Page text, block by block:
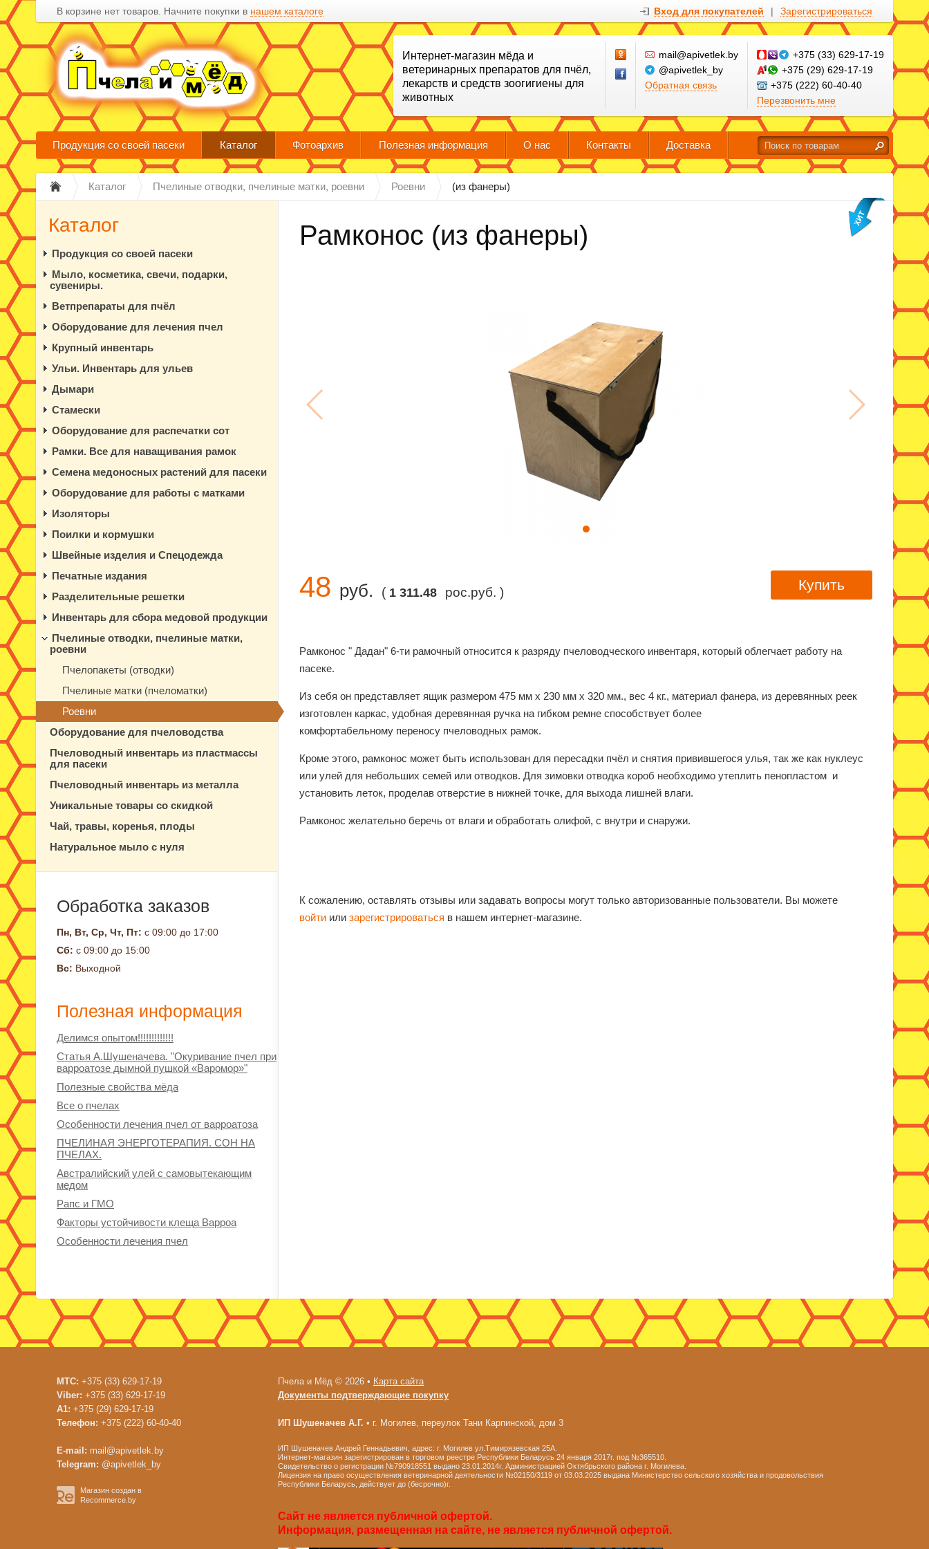
В корзине нет товаров. Начните покупки в нашем каталоге Вход для покупателей | Зарегистрироваться
Интернет-магазин мёда и
ветеринарных препаратов для пчёл,
лекарств и средств зоогигиены для
животных
mail@apivetlek.by
@apivetlek_by
Обратная связь
+375 (33) 629-17-19
+375 (29) 629-17-19
+375 (222) 60-40-40
Перезвонить мне
Продукция со своей пасеки Каталог Фотоархив Полезная информация О нас Контакты Доставка
Каталог Пчелиные отводки, пчелиные матки, роевни Роевни (из фанеры)
Рамконос (из фанеры)
48 руб. ( 1 311.48 рос.руб. ) Купить
Рамконос " Дадан" 6-ти рамочный относится к разряду пчеловодческого инвентаря, который облегчает работу на
пасеке.
Из себя он представляет ящик размером 475 мм х 230 мм х 320 мм., вес 4 кг., материал фанера, из деревянных реек
изготовлен каркас, удобная деревянная ручка на гибком ремне способствует более
комфортабельному переносу пчеловодных рамок.
Кроме этого, рамконос может быть использован для пересадки пчёл и снятия привившегося улья, так же как нуклеус
или улей для небольших семей или отводков. Для зимовки отводка короб необходимо утеплить пенопластом и
установить леток, проделав отверстие в нижней точке, для выхода лишней влаги.
Рамконос желательно беречь от влаги и обработать олифой, с внутри и снаружи.
К сожалению, оставлять отзывы или задавать вопросы могут только авторизованные пользователи. Вы можете
войти или зарегистрироваться в нашем интернет-магазине.
Каталог
Продукция со своей пасеки
Мыло, косметика, свечи, подарки,
сувениры.
Ветпрепараты для пчёл
Оборудование для лечения пчел
Крупный инвентарь
Ульи. Инвентарь для ульев
Дымари
Стамески
Оборудование для распечатки сот
Рамки. Все для наващивания рамок
Семена медоносных растений для пасеки
Оборудование для работы с матками
Изоляторы
Поилки и кормушки
Швейные изделия и Спецодежда
Печатные издания
Разделительные решетки
Инвентарь для сбора медовой продукции
Пчелиные отводки, пчелиные матки,
роевни
Пчелопакеты (отводки)
Пчелиные матки (пчеломатки)
Роевни
Оборудование для пчеловодства
Пчеловодный инвентарь из пластмассы
для пасеки
Пчеловодный инвентарь из металла
Уникальные товары со скидкой
Чай, травы, коренья, плоды
Натуральное мыло с нуля
Обработка заказов
Пн, Вт, Ср, Чт, Пт: с 09:00 до 17:00
Сб: с 09:00 до 15:00
Вс: Выходной
Полезная информация
Делимся опытом!!!!!!!!!!!!!
Статья А.Шушеначева. "Окуривание пчел при
варроатозе дымной пушкой «Варомор»"
Полезные свойства мёда
Все о пчелах
Особенности лечения пчел от варроатоза
ПЧЕЛИНАЯ ЭНЕРГОТЕРАПИЯ. СОН НА
ПЧЕЛАХ.
Австралийский улей с самовытекающим
медом
Рапс и ГМО
Факторы устойчивости клеща Варроа
Особенности лечения пчел
МТС: +375 (33) 629-17-19
Viber: +375 (33) 629-17-19
A1: +375 (29) 629-17-19
Телефон: +375 (222) 60-40-40
E-mail: mail@apivetlek.by
Telegram: @apivetlek_by
Магазин создан в
Recommerce.by
Пчела и Мёд © 2026 • Карта сайта
Документы подтверждающие покупку
ИП Шушеначев А.Г. • г. Могилев, переулок Тани Карпинской, дом 3
ИП Шушеначев Андрей Геннадьевич, адрес: г. Могилев ул.Тимирязевская 25А.
Интернет-магазин зарегистрирован в торговом реестре Республики Беларусь 24 января 2017г. под №365510.
Свидетельство о регистрации №790918551 выдано 23.01.2014г. Администрацией Октябрьского района г. Могилева.
Лицензия на право осуществления ветеринарной деятельности №02150/3119 от 03.03.2025 выдана Министерство сельского хозяйства и продовольствия
Республики Беларусь, действует до (бесрочно)г.
Сайт не является публичной офертой.
Информация, размещенная на сайте, не является публичной офертой.